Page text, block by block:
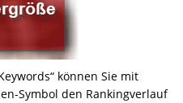
können Sie mit
Symbol den Rankingverlauf